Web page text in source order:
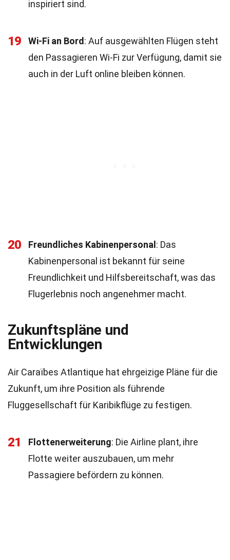
inspiriert sind.
19 Wi-Fi an Bord : Auf ausgewählten Flügen steht
den Passagieren Wi-Fi zur Verfügung, damit sie
auch in der Luft online bleiben können.
20 Freundliches Kabinenpersonal : Das
Kabinenpersonal ist bekannt für seine
Freundlichkeit und Hilfsbereitschaft, was das
Flugerlebnis noch angenehmer macht.
Zukunftspläne und
Entwicklungen
Air Caraïbes Atlantique hat ehrgeizige Pläne für die
Zukunft, um ihre Position als führende
Fluggesellschaft für Karibikflüge zu festigen.
21 Flottenerweiterung: Die Airline plant, ihre
Flotte weiter auszubauen, um mehr
Passagiere befördern zu können.